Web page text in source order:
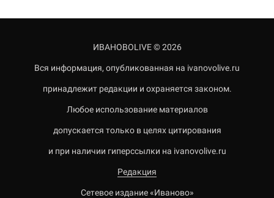
ИВАНОВОLIVE © 2026
Вся информация, опубликованная на ivanovolive.ru
принадлежит редакции и охраняется законом.
Любое использование материалов
допускается только в целях цитирования
и при наличии гиперссылки на ivanovolive.ru
Редакция
Сетевое издание «Иваново»